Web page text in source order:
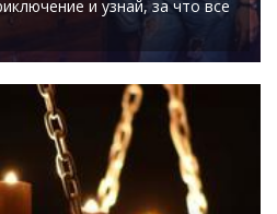
и узнай, за что все